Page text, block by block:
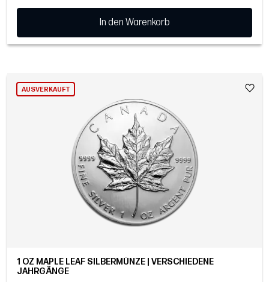
In den Warenkorb
AUSVERKAUFT
1 OZ MAPLE LEAF SILBERMÜNZE | VERSCHIEDENE
JAHRGÄNGE